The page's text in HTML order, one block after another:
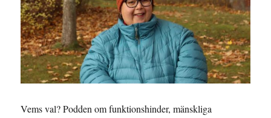
Vems val? Podden om funktionshinder, mänskliga